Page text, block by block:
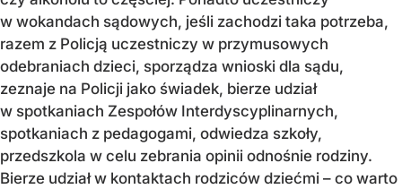
w wokandach sądowych, jeśli zachodzi taka potrzeba,
razem z Policją uczestniczy w przymusowych
odebraniach dzieci, sporządza wnioski dla sądu,
zeznaje na Policji jako świadek, bierze udział
w spotkaniach Zespołów Interdyscyplinarnych,
spotkaniach z pedagogami, odwiedza szkoły,
przedszkola w celu zebrania opinii odnośnie rodziny.
Bierze udział w kontaktach rodziców dziećmi – co warto